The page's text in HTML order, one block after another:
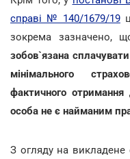
справі № 140/1679/19
зокрема зазначено,
зобов`язана
мінімального
фактичного
особа не є найманим
З огляду на викладене